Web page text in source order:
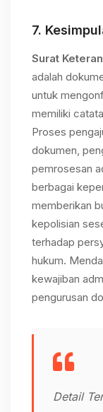
7.
Surat
adalah
untuk
memiliki
Proses
dokumen,
pemrosesan
berbagai
memberikan
kepolisian
terhadap
hukum.
kewajiban
pengurusan
Detail